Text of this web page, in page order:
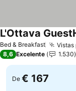
Bed & Breakfast Vistas
L'Ottava
8,6 Excelente 1.530
De € 167